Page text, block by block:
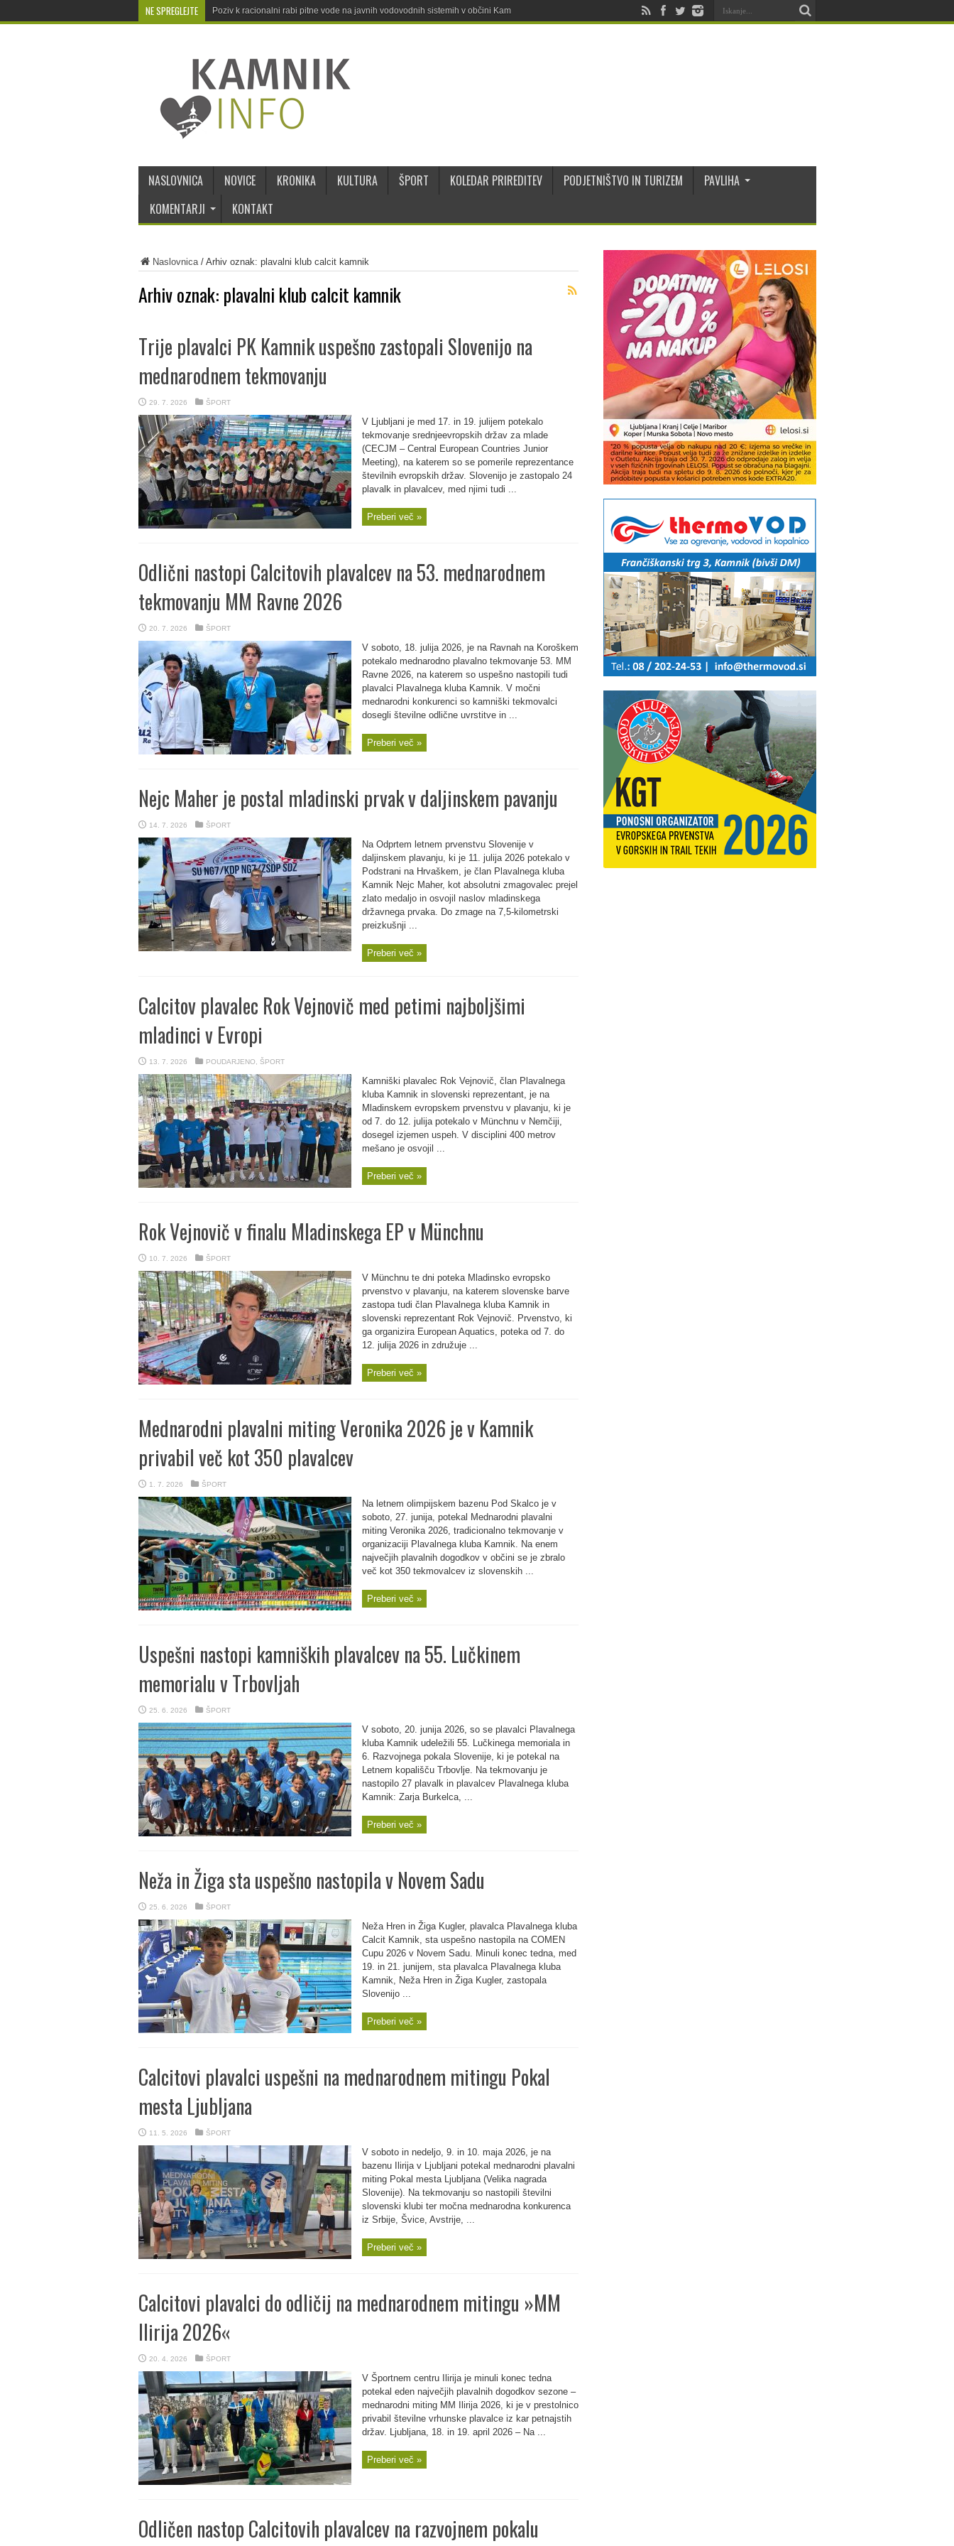
NE SPREGLEJTE Poziv k racionalni rabi pitne vode na javnih vodovodnih sistemih v občini Kamnik
NASLOVNICA NOVICE KRONIKA KULTURA ŠPORT KOLEDAR PRIREDITEV PODJETNIŠTVO IN TURIZEM
PAVLIHA
KOMENTARJI
KONTAKT
Naslovnica/ Arhiv oznak: plavalni klub calcit kamnik
Arhiv oznak: plavalni klub calcit kamnik
Trije plavalci PK Kamnik uspešno zastopali Slovenijo na
mednarodnem tekmovanju
29. 7. 2026 ŠPORT
V Ljubljani je med 17. in 19. julijem potekalo
tekmovanje srednjeevropskih držav za mlade
(CECJM – Central European Countries Junior
Meeting), na katerem so se pomerile reprezentance
številnih evropskih držav. Slovenijo je zastopalo 24
plavalk in plavalcev, med njimi tudi ...
Preberi več »
Odlični nastopi Calcitovih plavalcev na 53. mednarodnem
tekmovanju MM Ravne 2026
20. 7. 2026 ŠPORT
V soboto, 18. julija 2026, je na Ravnah na Koroškem
potekalo mednarodno plavalno tekmovanje 53. MM
Ravne 2026, na katerem so uspešno nastopili tudi
plavalci Plavalnega kluba Kamnik. V močni
mednarodni konkurenci so kamniški tekmovalci
dosegli številne odlične uvrstitve in ...
Preberi več »
Nejc Maher je postal mladinski prvak v daljinskem pavanju
14. 7. 2026 ŠPORT
Na Odprtem letnem prvenstvu Slovenije v
daljinskem plavanju, ki je 11. julija 2026 potekalo v
Podstrani na Hrvaškem, je član Plavalnega kluba
Kamnik Nejc Maher, kot absolutni zmagovalec prejel
zlato medaljo in osvojil naslov mladinskega
državnega prvaka. Do zmage na 7,5-kilometrski
preizkušnji ...
Preberi več »
Calcitov plavalec Rok Vejnovič med petimi najboljšimi
mladinci v Evropi
13. 7. 2026 POUDARJENO ŠPORT
Kamniški plavalec Rok Vejnovič, član Plavalnega
kluba Kamnik in slovenski reprezentant, je na
Mladinskem evropskem prvenstvu v plavanju, ki je
od 7. do 12. julija potekalo v Münchnu v Nemčiji,
dosegel izjemen uspeh. V disciplini 400 metrov
mešano je osvojil ...
Preberi več »
Rok Vejnovič v finalu Mladinskega EP v Münchnu
10. 7. 2026 ŠPORT
V Münchnu te dni poteka Mladinsko evropsko
prvenstvo v plavanju, na katerem slovenske barve
zastopa tudi član Plavalnega kluba Kamnik in
slovenski reprezentant Rok Vejnovič. Prvenstvo, ki
ga organizira European Aquatics, poteka od 7. do
12. julija 2026 in združuje ...
Preberi več »
Mednarodni plavalni miting Veronika 2026 je v Kamnik
privabil več kot 350 plavalcev
1. 7. 2026 ŠPORT
Na letnem olimpijskem bazenu Pod Skalco je v
soboto, 27. junija, potekal Mednarodni plavalni
miting Veronika 2026, tradicionalno tekmovanje v
organizaciji Plavalnega kluba Kamnik. Na enem
največjih plavalnih dogodkov v občini se je zbralo
več kot 350 tekmovalcev iz slovenskih ...
Preberi več »
Uspešni nastopi kamniških plavalcev na 55. Lučkinem
memorialu v Trbovljah
25. 6. 2026 ŠPORT
V soboto, 20. junija 2026, so se plavalci Plavalnega
kluba Kamnik udeležili 55. Lučkinega memoriala in
6. Razvojnega pokala Slovenije, ki je potekal na
Letnem kopališču Trbovlje. Na tekmovanju je
nastopilo 27 plavalk in plavalcev Plavalnega kluba
Kamnik: Zarja Burkelca, ...
Preberi več »
Neža in Žiga sta uspešno nastopila v Novem Sadu
25. 6. 2026 ŠPORT
Neža Hren in Žiga Kugler, plavalca Plavalnega kluba
Calcit Kamnik, sta uspešno nastopila na COMEN
Cupu 2026 v Novem Sadu. Minuli konec tedna, med
19. in 21. junijem, sta plavalca Plavalnega kluba
Kamnik, Neža Hren in Žiga Kugler, zastopala
Slovenijo ...
Preberi več »
Calcitovi plavalci uspešni na mednarodnem mitingu Pokal
mesta Ljubljana
11. 5. 2026 ŠPORT
V soboto in nedeljo, 9. in 10. maja 2026, je na
bazenu Ilirija v Ljubljani potekal mednarodni plavalni
miting Pokal mesta Ljubljana (Velika nagrada
Slovenije). Na tekmovanju so nastopili številni
slovenski klubi ter močna mednarodna konkurenca
iz Srbije, Švice, Avstrije, ...
Preberi več »
Calcitovi plavalci do odličij na mednarodnem mitingu »MM
Ilirija 2026«
20. 4. 2026 ŠPORT
V Športnem centru Ilirija je minuli konec tedna
potekal eden največjih plavalnih dogodkov sezone –
mednarodni miting MM Ilirija 2026, ki je v prestolnico
privabil številne vrhunske plavalce iz kar petnajstih
držav. Ljubljana, 18. in 19. april 2026 – Na ...
Preberi več »
Odličen nastop Calcitovih plavalcev na razvojnem pokalu